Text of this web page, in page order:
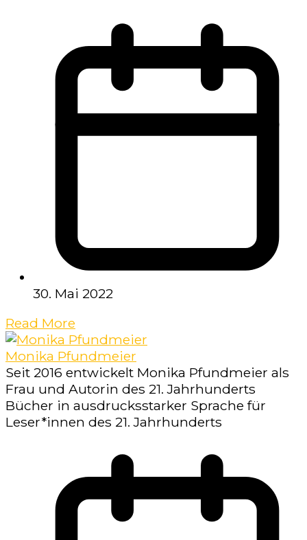
30. Mai 2022
Read More
Monika Pfundmeier
Seit 2016 entwickelt Monika Pfundmeier als
Frau und Autorin des 21. Jahrhunderts
Bücher in ausdrucksstarker Sprache für
Leser*innen des 21. Jahrhunderts